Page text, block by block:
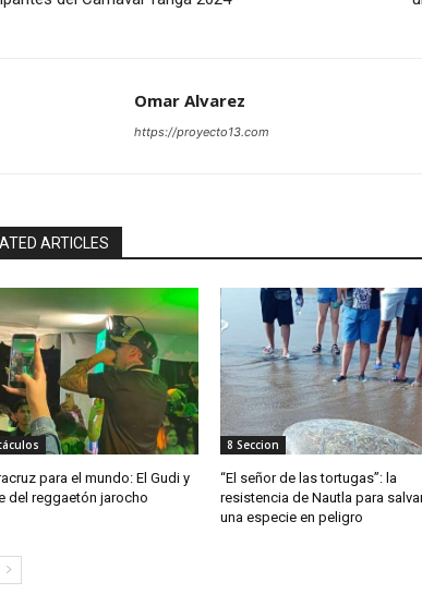
Omar Alvarez
https://proyecto13.com
ARTICLES
para el mundo: El Gudi y
del reggaetón jarocho
8 Seccion
“El señor de las tortugas”: la
resistencia de Nautla para
una especie en peligro